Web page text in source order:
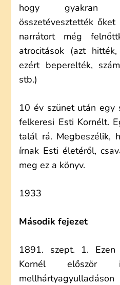
hogy gyakran
összetévesztették
narrátort még
atrocitások (azt
ezért beperelték,
stb.)
10 év szünet után egy
felkeresi Esti Kornélt.
talál rá. Megbeszélik,
írnak Esti életéről,
meg ez a könyv.
1933
Második fejezet
1891. szept. 1.
Kornél először